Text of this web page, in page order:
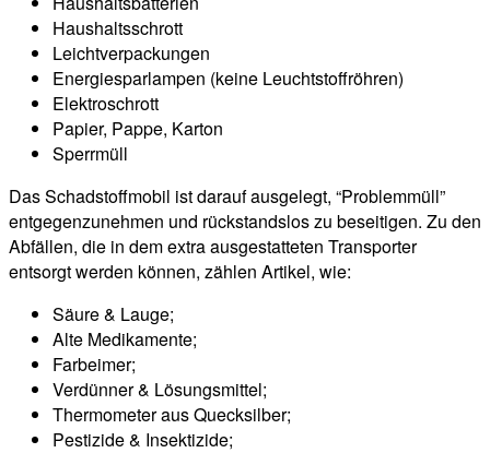
Haushaltsschrott
Leichtverpackungen
Energiesparlampen (keine Leuchtstoffröhren)
Elektroschrott
Papier, Pappe, Karton
Sperrmüll
Das Schadstoffmobil ist darauf ausgelegt, “Problemmüll”
entgegenzunehmen und rückstandslos zu beseitigen. Zu den
Abfällen, die in dem extra ausgestatteten Transporter
entsorgt werden können, zählen Artikel, wie:
Säure & Lauge;
Alte Medikamente;
Farbeimer;
Verdünner & Lösungsmittel;
Thermometer aus Quecksilber;
Pestizide & Insektizide;